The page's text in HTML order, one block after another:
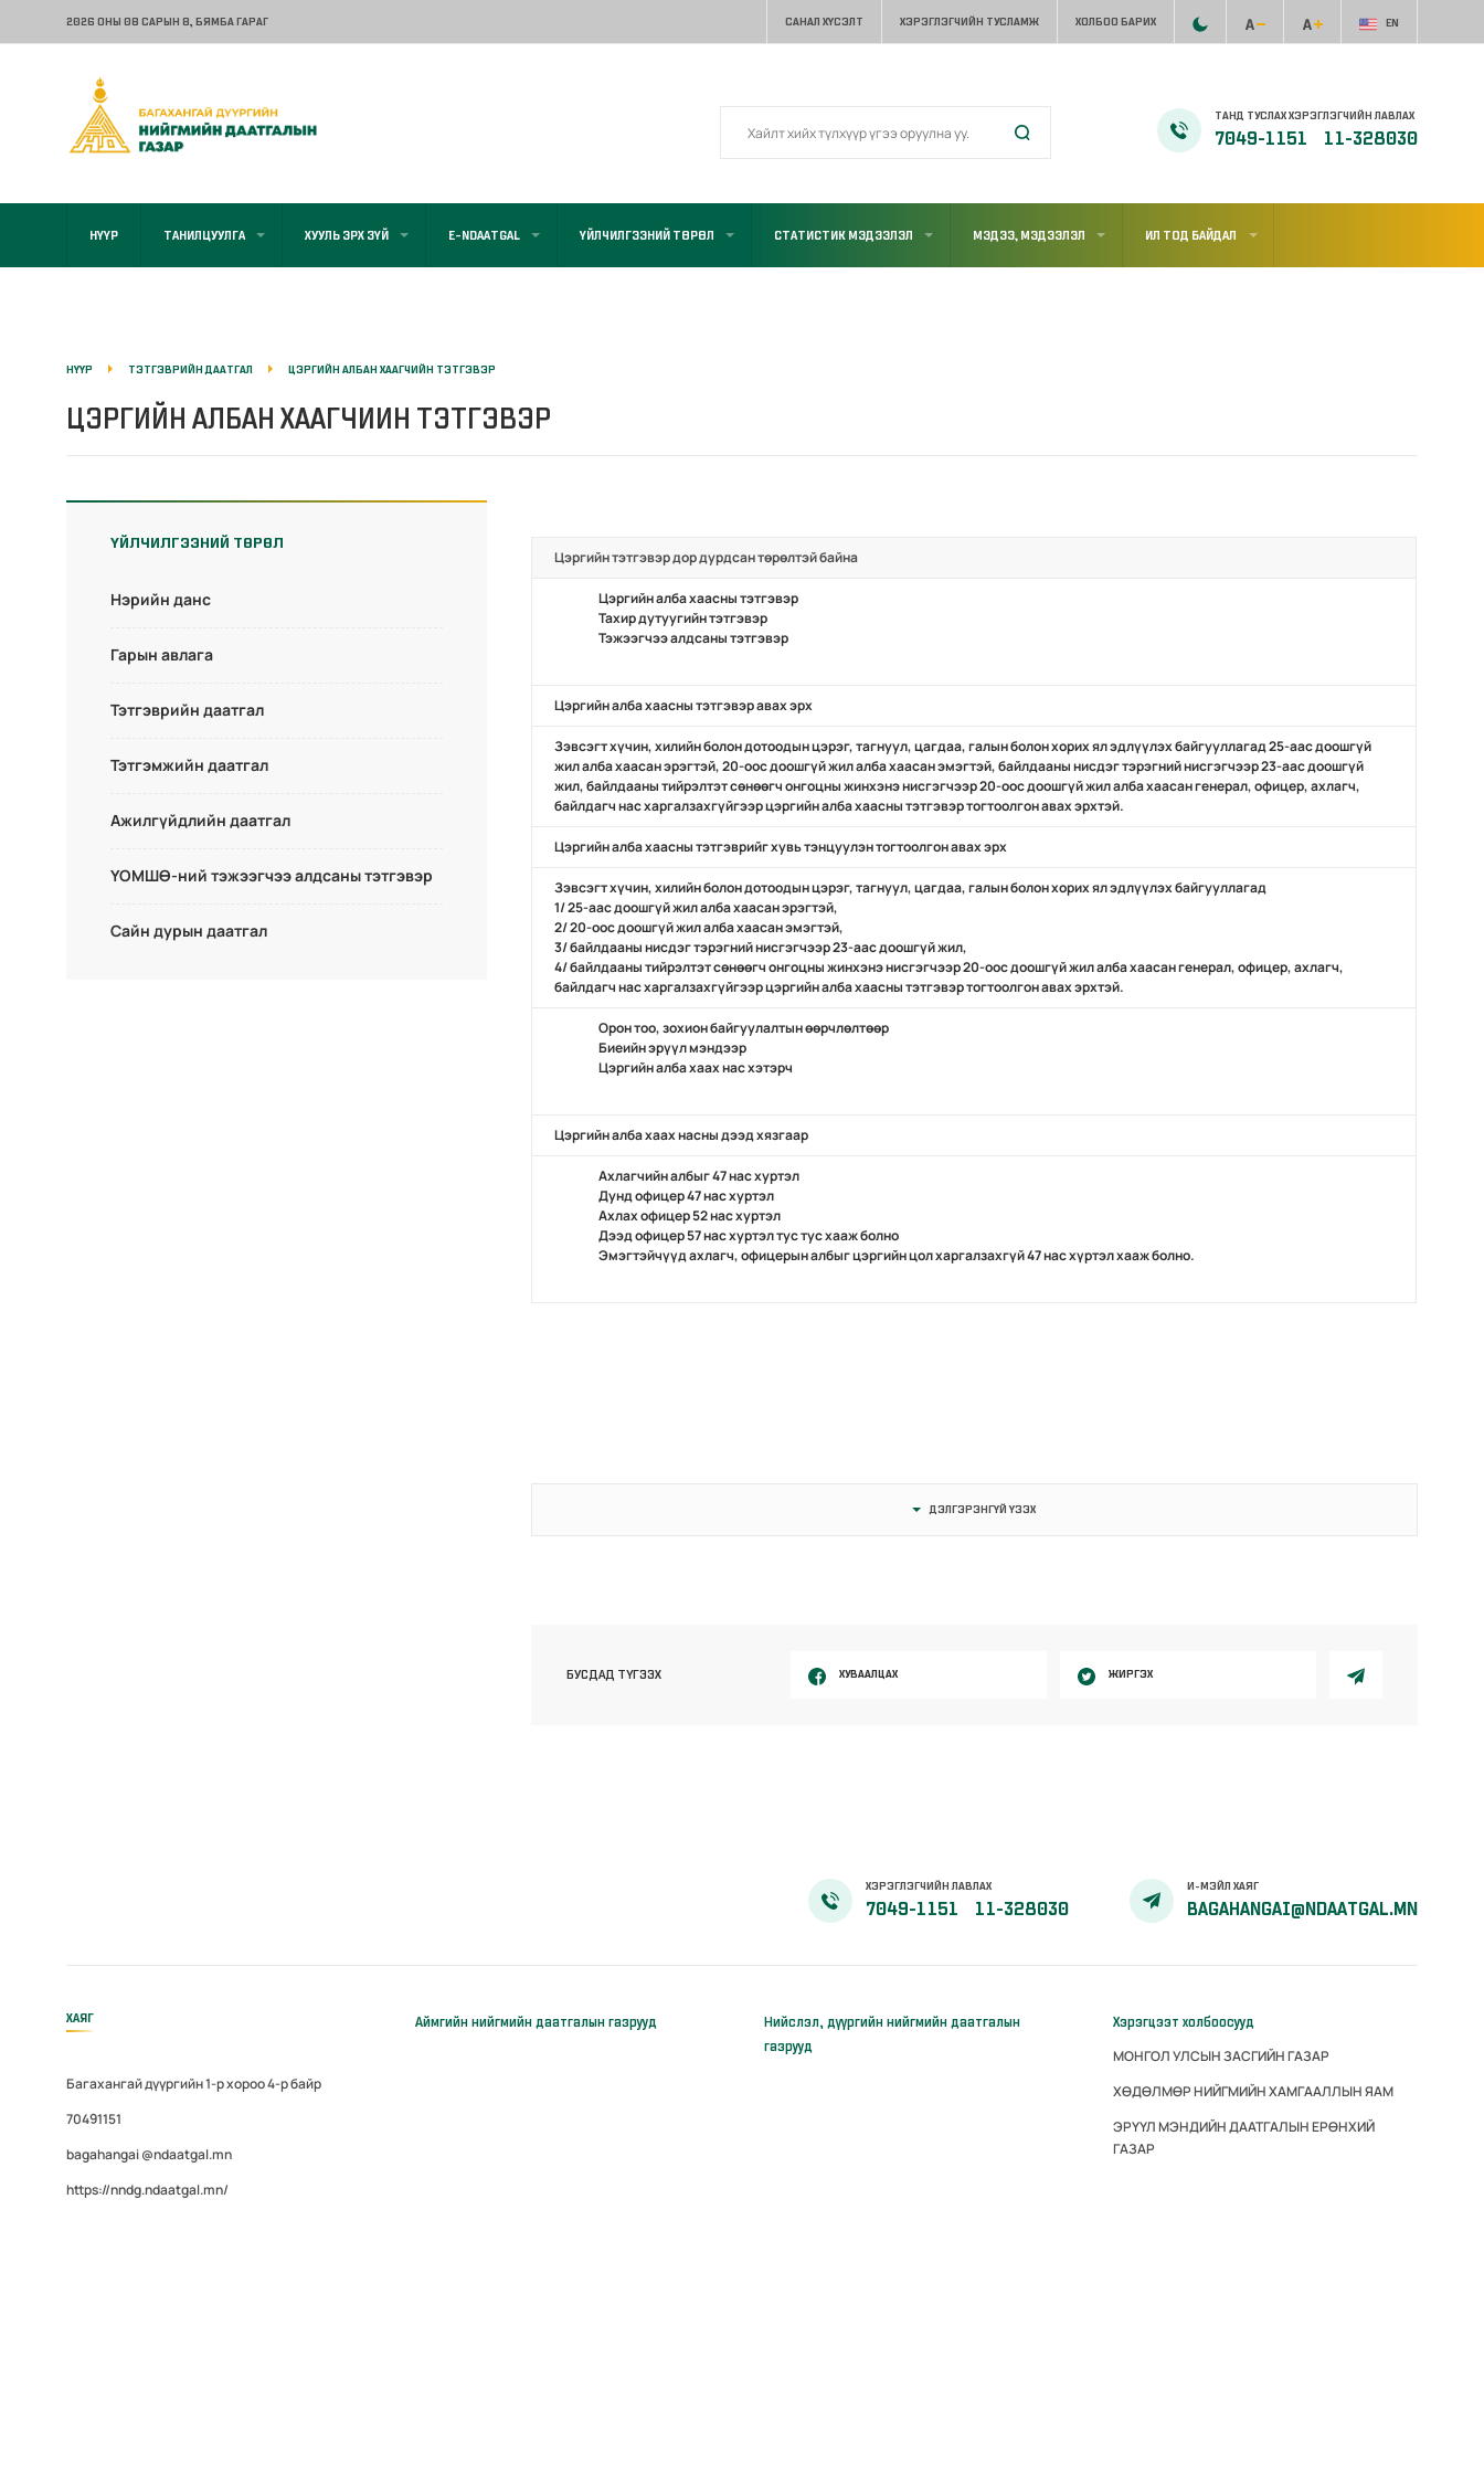
2026 ОНЫ 08 САРЫН 8, БЯМБА ГАРАГ САНАЛ ХҮСЭЛТ ХЭРЭГЛЭГЧИЙН ТУСЛАМЖ ХОЛБОО БАРИХ EN
ТАНД ТУСЛАХ ХЭРЭГЛЭГЧИЙН ЛАВЛАХ
7049-1151 11-328030
НҮҮР ТАНИЛЦУУЛГА ХУУЛЬ ЭРХ ЗҮЙ E-NDAATGAL ҮЙЛЧИЛГЭЭНИЙ ТӨРӨЛ СТАТИСТИК МЭДЭЭЛЭЛ МЭДЭЭ, МЭДЭЭЛЭЛ ИЛ ТОД БАЙДАЛ
НҮҮР ТЭТГЭВРИЙН ДААТГАЛ ЦЭРГИЙН АЛБАН ХААГЧИЙН ТЭТГЭВЭР
ЦЭРГИЙН АЛБАН ХААГЧИИН ТЭТГЭВЭР
ҮЙЛЧИЛГЭЭНИЙ ТӨРӨЛ
Нэрийн данс
Гарын авлага
Тэтгэврийн даатгал
Тэтгэмжийн даатгал
Ажилгүйдлийн даатгал
ҮОМШӨ-ний тэжээгчээ алдсаны тэтгэвэр
Сайн дурын даатгал
Цэргийн тэтгэвэр дор дурдсан төрөлтэй байна
Цэргийн алба хаасны тэтгэвэр
Тахир дутуугийн тэтгэвэр
Тэжээгчээ алдсаны тэтгэвэр
Цэргийн алба хаасны тэтгэвэр авах эрх
Зэвсэгт хүчин, хилийн болон дотоодын цэрэг, тагнуул, цагдаа, галын болон хорих ял эдлүүлэх байгууллагад 25-аас доошгүй
жил алба хаасан эрэгтэй, 20-оос доошгүй жил алба хаасан эмэгтэй, байлдааны нисдэг тэрэгний нисгэгчээр 23-аас доошгүй
жил, байлдааны тийрэлтэт сөнөөгч онгоцны жинхэнэ нисгэгчээр 20-оос доошгүй жил алба хаасан генерал, офицер, ахлагч,
байлдагч нас харгалзахгүйгээр цэргийн алба хаасны тэтгэвэр тогтоолгон авах эрхтэй.
Цэргийн алба хаасны тэтгэврийг хувь тэнцуулэн тогтоолгон авах эрх
Зэвсэгт хүчин, хилийн болон дотоодын цэрэг, тагнуул, цагдаа, галын болон хорих ял эдлүүлэх байгууллагад
1/ 25-аас доошгүй жил алба хаасан эрэгтэй,
2/ 20-оос доошгүй жил алба хаасан эмэгтэй,
3/ байлдааны нисдэг тэрэгний нисгэгчээр 23-аас доошгүй жил,
4/ байлдааны тийрэлтэт сөнөөгч онгоцны жинхэнэ нисгэгчээр 20-оос доошгүй жил алба хаасан генерал, офицер, ахлагч,
байлдагч нас харгалзахгүйгээр цэргийн алба хаасны тэтгэвэр тогтоолгон авах эрхтэй.
Орон тоо, зохион байгуулалтын өөрчлөлтөөр
Биеийн эрүүл мэндээр
Цэргийн алба хаах нас хэтэрч
Цэргийн алба хаах насны дээд хязгаар
Ахлагчийн албыг 47 нас хуртэл
Дунд офицер 47 нас хуртэл
Ахлах офицер 52 нас хуртэл
Дээд офицер 57 нас хуртэл тус тус хааж болно
Эмэгтэйчүүд ахлагч, офицерын албыг цэргийн цол харгалзахгүй 47 нас хүртэл хааж болно.
ДЭЛГЭРЭНГҮЙ ҮЗЭХ
БУСДАД ТҮГЭЭХ ХУВААЛЦАХ ЖИРГЭХ
ХЭРЭГЛЭГЧИЙН ЛАВЛАХ
7049-1151 11-328030
И-МЭЙЛ ХАЯГ
BAGAHANGAI@NDAATGAL.MN
ХАЯГ
Багахангай дүүргийн 1-р хороо 4-р байр
70491151
bagahangai @ndaatgal.mn
https://nndg.ndaatgal.mn/
Аймгийн нийгмийн даатгалын газрууд
Нийслэл, дүүргийн нийгмийн даатгалын
газрууд
Хэрэгцээт холбоосууд
МОНГОЛ УЛСЫН ЗАСГИЙН ГАЗАР
ХӨДӨЛМӨР НИЙГМИЙН ХАМГААЛЛЫН ЯАМ
ЭРҮҮЛ МЭНДИЙН ДААТГАЛЫН ЕРӨНХИЙ
ГАЗАР